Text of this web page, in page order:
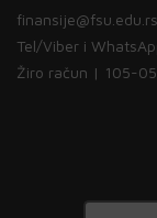
finansije@fsu.edu.rs
Tel/Viber i
Žiro račun | 105-